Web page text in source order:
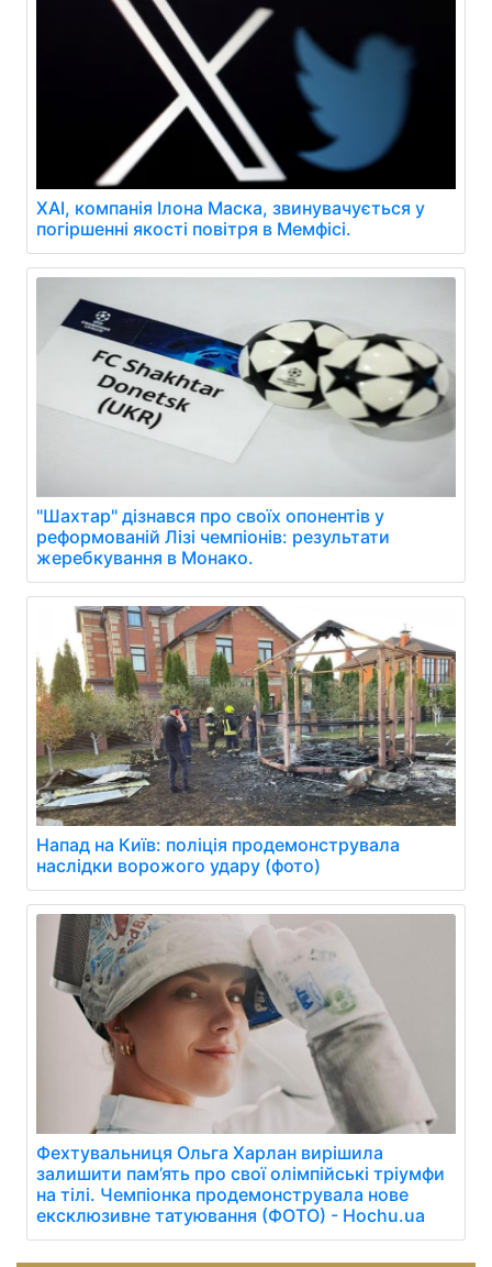
XAI, компанія Ілона Маска, звинувачується у
погіршенні якості повітря в Мемфісі.
"Шахтар" дізнався про своїх опонентів у
реформованій Лізі чемпіонів: результати
жеребкування в Монако.
Напад на Київ: поліція продемонструвала
наслідки ворожого удару (фото)
Фехтувальниця Ольга Харлан вирішила
залишити пам’ять про свої олімпійські тріумфи
на тілі. Чемпіонка продемонструвала нове
ексклюзивне татуювання (ФОТО) - Hochu.ua